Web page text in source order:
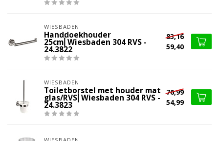
WIESBADEN
Handdoekhouder
25cm⎢Wiesbaden 304 RVS -
24.3822
83,16
59,40
WIESBADEN
Toiletborstel met houder mat
glas/RVS⎢Wiesbaden 304 RVS -
24.3823
76,99
54,99